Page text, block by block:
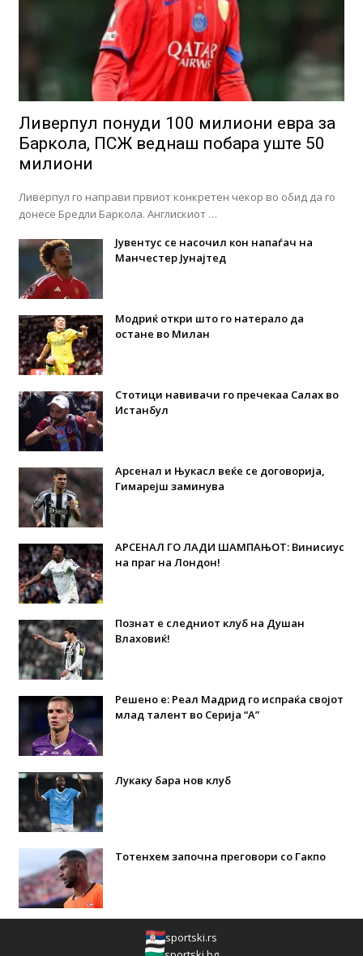
Ливерпул понуди 100 милиони евра за
Баркола, ПСЖ веднаш побара уште 50
милиони
Ливерпул го направи првиот конкретен чекор во обид да го
донесе Бредли Баркола. Англискиот …
Јувентус се насочил кон напаѓач на
Манчестер Јунајтед
Модриќ откри што го натерало да
остане во Милан
Стотици навивачи го пречекаа Салах во
Истанбул
Арсенал и Њукасл веќе се договорија,
Гимарејш заминува
АРСЕНАЛ ГО ЛАДИ ШАМПАЊОТ: Винисиус
на праг на Лондон!
Познат е следниот клуб на Душан
Влаховиќ!
Решено е: Реал Мадрид го испраќа својот
млад талент во Серија “А”
Лукаку бара нов клуб
Тотенхем започна преговори со Гакпо
sportski.rs